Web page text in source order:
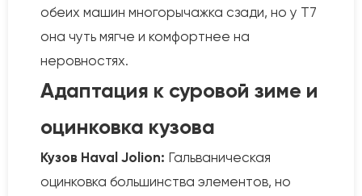
обеих машин многорычажка сзади, но у T7
она чуть мягче и комфортнее на
неровностях.
Адаптация к суровой зиме и
оцинковка кузова
Кузов Haval Jolion: Гальваническая
оцинковка большинства элементов, но